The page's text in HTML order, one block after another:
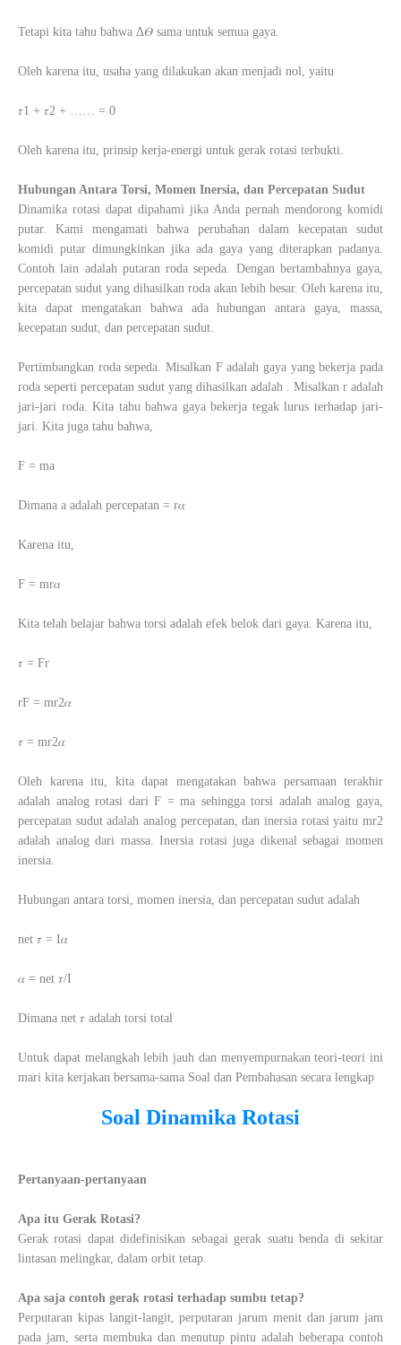
Tetapi kita tahu bahwa Δ𝛳 sama untuk semua gaya.
Oleh karena itu, usaha yang dilakukan akan menjadi nol, yaitu
𝜏1 + 𝜏2 + …… = 0
Oleh karena itu, prinsip kerja-energi untuk gerak rotasi terbukti.
Hubungan Antara Torsi, Momen Inersia, dan Percepatan Sudut
Dinamika rotasi dapat dipahami jika Anda pernah mendorong komidi
putar. Kami mengamati bahwa perubahan dalam kecepatan sudut
komidi putar dimungkinkan jika ada gaya yang diterapkan padanya.
Contoh lain adalah putaran roda sepeda. Dengan bertambahnya gaya,
percepatan sudut yang dihasilkan roda akan lebih besar. Oleh karena itu,
kita dapat mengatakan bahwa ada hubungan antara gaya, massa,
kecepatan sudut, dan percepatan sudut.
Pertimbangkan roda sepeda. Misalkan F adalah gaya yang bekerja pada
roda seperti percepatan sudut yang dihasilkan adalah . Misalkan r adalah
jari-jari roda. Kita tahu bahwa gaya bekerja tegak lurus terhadap jari-
jari. Kita juga tahu bahwa,
F = ma
Dimana a adalah percepatan = r𝛼
Karena itu,
F = mr𝛼
Kita telah belajar bahwa torsi adalah efek belok dari gaya. Karena itu,
𝜏 = Fr
rF = mr2𝛼
𝜏 = mr2𝛼
Oleh karena itu, kita dapat mengatakan bahwa persamaan terakhir
adalah analog rotasi dari F = ma sehingga torsi adalah analog gaya,
percepatan sudut adalah analog percepatan, dan inersia rotasi yaitu mr2
adalah analog dari massa. Inersia rotasi juga dikenal sebagai momen
inersia.
Hubungan antara torsi, momen inersia, dan percepatan sudut adalah
net 𝜏 = I𝛼
𝛼 = net 𝜏/I
Dimana net 𝜏 adalah torsi total
Untuk dapat melangkah lebih jauh dan menyempurnakan teori-teori ini
mari kita kerjakan bersama-sama Soal dan Pembahasan secara lengkap
Soal Dinamika Rotasi
Pertanyaan-pertanyaan
Apa itu Gerak Rotasi?
Gerak rotasi dapat didefinisikan sebagai gerak suatu benda di sekitar
lintasan melingkar, dalam orbit tetap.
Apa saja contoh gerak rotasi terhadap sumbu tetap?
Perputaran kipas langit-langit, perputaran jarum menit dan jarum jam
pada jam, serta membuka dan menutup pintu adalah beberapa contoh